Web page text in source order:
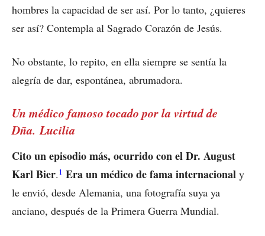
hombres la capacidad de ser así. Por lo tanto, ¿quieres
ser así? Contempla al Sagrado Corazón de Jesús.
No obstante, lo repito, en ella siempre se sentía la
alegría de dar, espontánea, abrumadora.
Un médico famoso tocado por la virtud de
Dña. Lucilia
Cito un episodio más, ocurrido con el Dr. August
Karl Bier.1 Era un médico de fama internacional y
le envió, desde Alemania, una fotografía suya ya
anciano, después de la Primera Guerra Mundial.